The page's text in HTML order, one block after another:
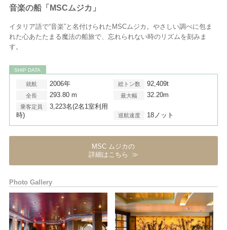
音楽の船「MSCムジカ」
イタリア語で“音楽”と名付けられたMSCムジカ。やさしい調べに包ま
れた心あたたまる魔法の船旅で、忘れられない時のリズムを刻みま
す。
SHIP DATA
就航 2006年 総トン数 92,409t
全長 293.80 m 最大幅 32.20m
乗客定員
3,223名(2名1室利用
時)
巡航速度 18ノット
MSC ムジカの
詳細はこちら
Photo Gallery